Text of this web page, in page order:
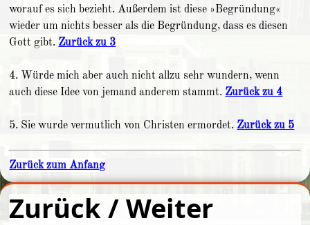
worauf es sich bezieht. Außerdem ist diese »Begründung«
wieder um nichts besser als die Begründung, dass es diesen
Gott gibt. Zurück zu 3
4. Würde mich aber auch nicht allzu sehr wundern, wenn
auch diese Idee von jemand anderem stammt. Zurück zu 4
5. Sie wurde vermutlich von Christen ermordet. Zurück zu 5
Zurück zum Anfang
Zurück / Weiter